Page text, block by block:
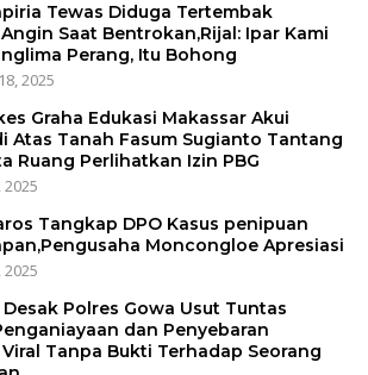
Tewas Diduga Tertembak
Saat Bentrokan,Rijal: Ipar Kami
Perang, Itu Bohong
2025
Graha Edukasi Makassar Akui
Atas Tanah Fasum Sugianto Tantang
Ruang Perlihatkan Izin PBG
Tangkap DPO Kasus penipuan
Moncongloe Apresiasi
Desak Polres Gowa Usut Tuntas
dan Penyebaran
Tanpa Bukti Terhadap Seorang